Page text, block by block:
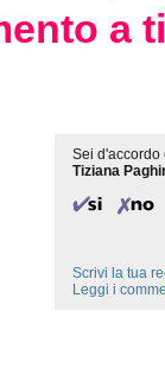
a
Sei d'accordo
Tiziana
Scrivi la tua
Leggi i